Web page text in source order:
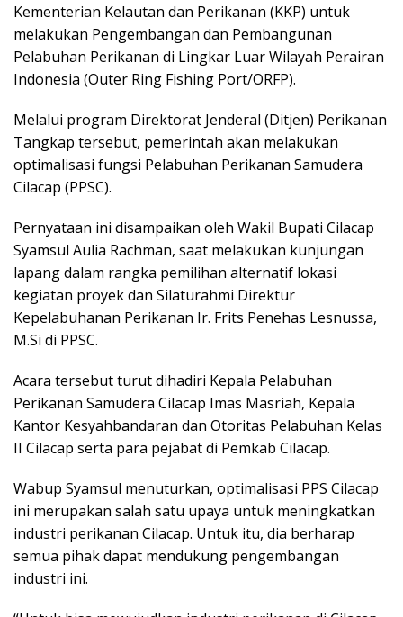
Kementerian Kelautan dan Perikanan (KKP) untuk
melakukan Pengembangan dan Pembangunan
Pelabuhan Perikanan di Lingkar Luar Wilayah Perairan
Indonesia (Outer Ring Fishing Port/ORFP).
Melalui program Direktorat Jenderal (Ditjen) Perikanan
Tangkap tersebut, pemerintah akan melakukan
optimalisasi fungsi Pelabuhan Perikanan Samudera
Cilacap (PPSC).
Pernyataan ini disampaikan oleh Wakil Bupati Cilacap
Syamsul Aulia Rachman, saat melakukan kunjungan
lapang dalam rangka pemilihan alternatif lokasi
kegiatan proyek dan Silaturahmi Direktur
Kepelabuhanan Perikanan Ir. Frits Penehas Lesnussa,
M.Si di PPSC.
Acara tersebut turut dihadiri Kepala Pelabuhan
Perikanan Samudera Cilacap Imas Masriah, Kepala
Kantor Kesyahbandaran dan Otoritas Pelabuhan Kelas
II Cilacap serta para pejabat di Pemkab Cilacap.
Wabup Syamsul menuturkan, optimalisasi PPS Cilacap
ini merupakan salah satu upaya untuk meningkatkan
industri perikanan Cilacap. Untuk itu, dia berharap
semua pihak dapat mendukung pengembangan
industri ini.